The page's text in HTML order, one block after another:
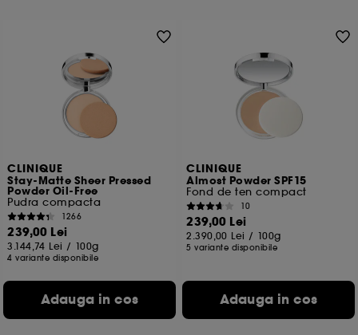
CLINIQUE
Stay-Matte Sheer Pressed
Powder Oil-Free
Pudra compacta
1266
239,00 Lei
3.144,74 Lei / 100g
4 variante disponibile
Adauga in cos
CLINIQUE
Almost Powder SPF15
Fond de ten compact
10
239,00 Lei
2.390,00 Lei / 100g
5 variante disponibile
Adauga in cos